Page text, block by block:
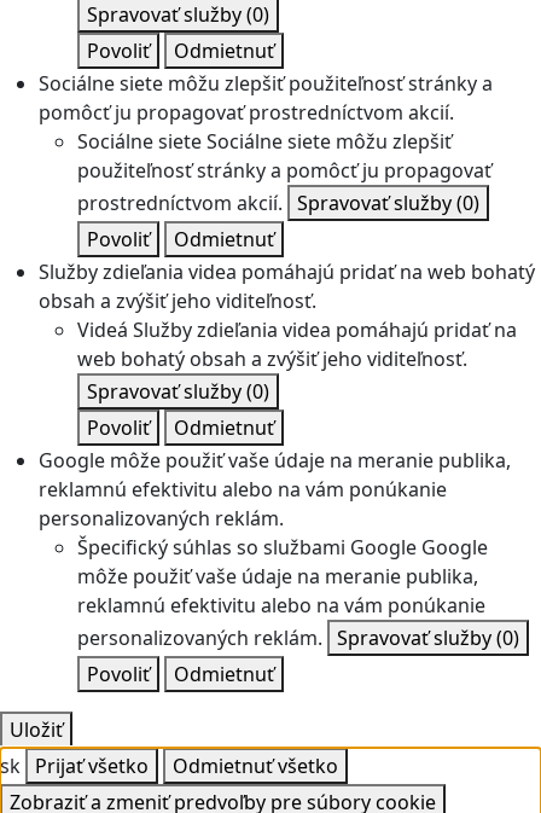
Spravovať služby(0)
Povoliť
Odmietnuť
Sociálne siete môžu zlepšiť použiteľnosť stránky a
pomôcť ju propagovať prostredníctvom akcií.
Sociálne sieteSociálne siete môžu zlepšiť
použiteľnosť stránky a pomôcť ju propagovať
prostredníctvom akcií. Spravovať služby(0)
Povoliť
Odmietnuť
Služby zdieľania videa pomáhajú pridať na web bohatý
obsah a zvýšiť jeho viditeľnosť.
Videá Služby zdieľania videa pomáhajú pridať na
web bohatý obsah a zvýšiť jeho viditeľnosť.
Spravovať služby(0)
Povoliť
Odmietnuť
Google môže použiť vaše údaje na meranie publika,
reklamnú efektivitu alebo na vám ponúkanie
personalizovaných reklám.
Špecifický súhlas so službami Google Google
môže použiť vaše údaje na meranie publika,
reklamnú efektivitu alebo na vám ponúkanie
personalizovaných reklám. Spravovať služby(0)
Povoliť
Odmietnuť
Uložiť
sk Prijať všetko
Odmietnuť všetko
Zobraziť a zmeniť predvoľby pre súbory cookie